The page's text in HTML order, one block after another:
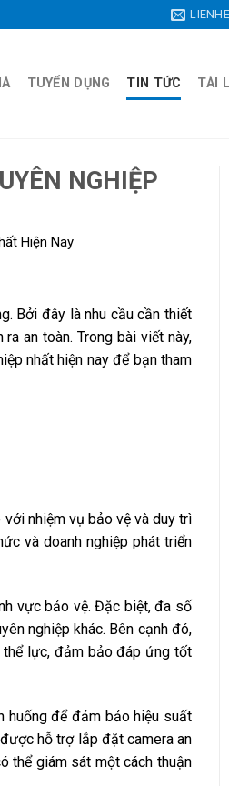
TUYỂN DỤNG TIN TỨC TÀI
NGHIỆP
Hiện Nay
Bởi đây là nhu cầu cần thiết
an toàn. Trong bài viết này,
nhất hiện nay để bạn tham
nhiệm vụ bảo vệ và duy trì
và doanh nghiệp phát triển
vực bảo vệ. Đặc biệt, đa số
nghiệp khác. Bên cạnh đó,
thể lực, đảm bảo đáp ứng tốt
để đảm bảo hiệu suất
hỗ trợ lắp đặt camera an
thể giám sát một cách thuận